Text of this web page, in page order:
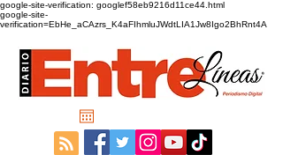
google-site-verification: googlef58eb9216d11ce44.html
google-site-
verification=EbHe_aCAzrs_K4aFIhmluJWdtLIA1Jw8Igo2BhRnt4A